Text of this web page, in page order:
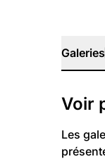
Galeries
Galeries
Voir
Les